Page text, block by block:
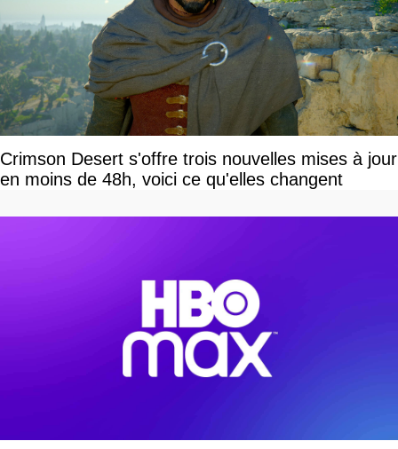
Crimson Desert s'offre trois nouvelles mises à jour
en moins de 48h, voici ce qu'elles changent